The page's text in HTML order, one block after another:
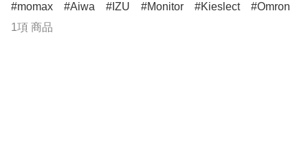
momax Aiwa IZU Monitor Kieslect Omron
1項 商品